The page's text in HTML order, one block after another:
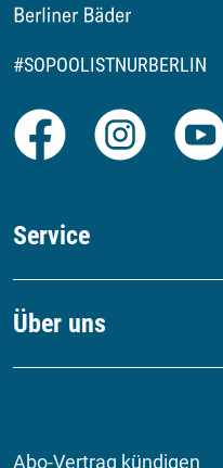
#SOPOOLISTNURBERLIN
Facebook Instagram
Service
Über uns
Abo-Vertrag kündigen